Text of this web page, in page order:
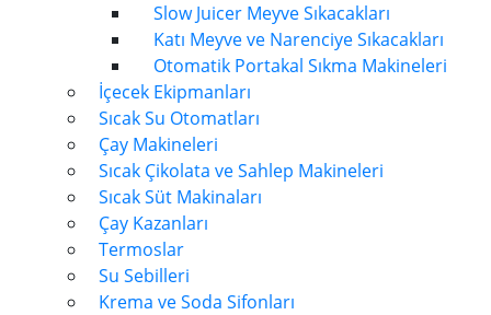
Slow Juicer Meyve Sıkacakları
Katı Meyve ve Narenciye Sıkacakları
Otomatik Portakal Sıkma Makineleri
İçecek Ekipmanları
Sıcak Su Otomatları
Çay Makineleri
Sıcak Çikolata ve Sahlep Makineleri
Sıcak Süt Makinaları
Çay Kazanları
Termoslar
Su Sebilleri
Krema ve Soda Sifonları